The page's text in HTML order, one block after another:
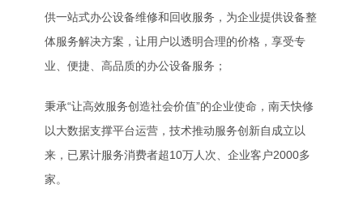
供一站式办公设备维修和回收服务，为企业提供设备整
体服务解决方案，让用户以透明合理的价格，享受专
业、便捷、高品质的办公设备服务；
秉承“让高效服务创造社会价值”的企业使命，南天快修
以大数据支撑平台运营，技术推动服务创新自成立以
来，已累计服务消费者超10万人次、企业客户2000多
家。